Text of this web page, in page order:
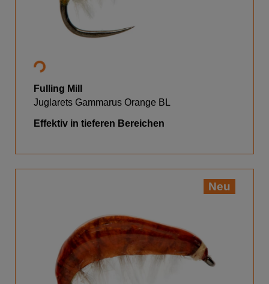
Fulling Mill
Juglarets Gammarus Orange BL
Effektiv in tieferen Bereichen
Neu